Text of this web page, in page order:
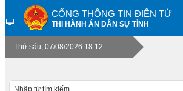
CỔNG THÔNG TIN ĐIỆN TỬ
THI HÀNH ÁN DÂN SỰ TỈNH
Thứ sáu, 07/08/2026 18:12